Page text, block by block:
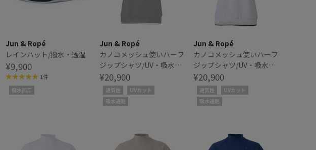
Jun & Ropé
レインハット/撥水・透湿
¥9,900
1件
撥水加工
Jun & Ropé
カノコメッシュ使いハーフ
ジップシャツ/UV・吸水速
乾
¥20,900
通気性
UVカット
吸水速乾
Jun & Ropé
カノコメッシュ使いハーフ
ジップシャツ/UV・吸水速
乾
¥20,900
通気性
UVカット
吸水速乾